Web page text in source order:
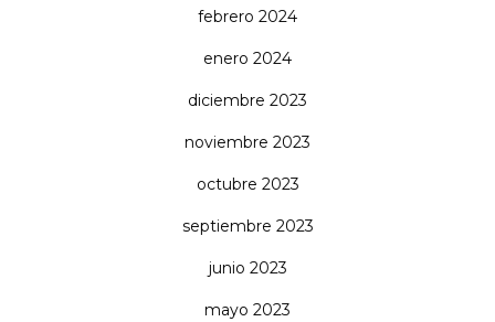
febrero 2024
enero 2024
diciembre 2023
noviembre 2023
octubre 2023
septiembre 2023
junio 2023
mayo 2023